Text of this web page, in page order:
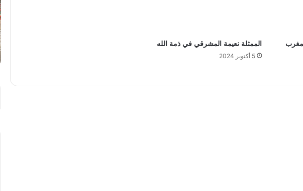
الممثلة نعيمة المشرقي في ذمة الله
5 أكتوبر 2024